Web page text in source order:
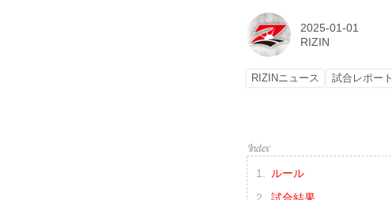
2025-01-01
RIZIN
RIZINニュース 試合レポート
ルール